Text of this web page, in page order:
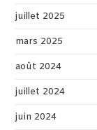
juillet 2025
mars 2025
août 2024
juillet 2024
juin 2024